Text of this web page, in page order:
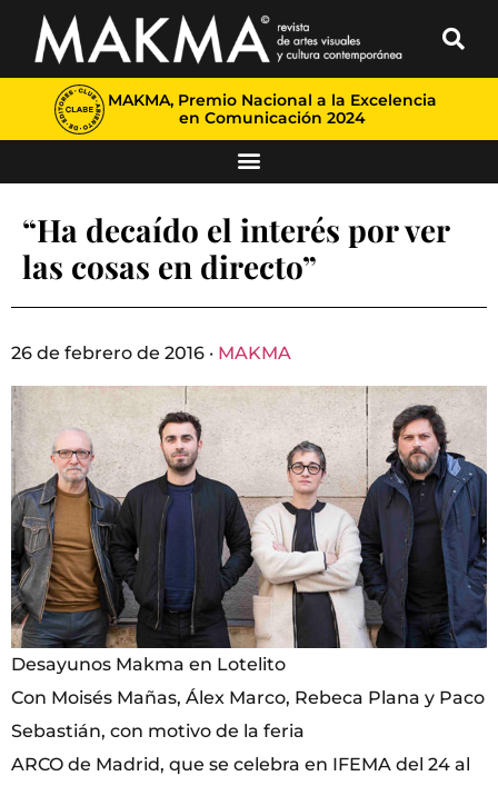
MAKMA, Premio Nacional a la Excelencia
en Comunicación 2024
“Ha decaído el interés por ver
las cosas en directo”
26 de febrero de 2016 · MAKMA
Desayunos Makma en Lotelito
Con Moisés Mañas, Álex Marco, Rebeca Plana y Paco
Sebastián, con motivo de la feria
ARCO de Madrid, que se celebra en IFEMA del 24 al